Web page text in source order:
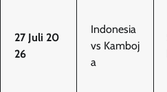
27 Juli 20
26
Indonesia
vs Kamboj
a